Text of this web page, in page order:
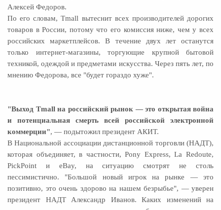
Алексей Федоров.
По его словам, Tmall вытеснит всех производителей дорогих
товаров в России, потому что его комиссия ниже, чем у всех
российских маркетплейсов. В течение двух лет останутся
только интернет-магазины, торгующие крупной бытовой
техникой, одеждой и предметами искусства. Через пять лет, по
мнению Федорова, все "будет гораздо хуже".
"Выход Tmall на российский рынок — это открытая война
и потенциальная смерть всей российской электронной
коммерции", — подытожил президент АКИТ.
В Национальной ассоциации дистанционной торговли (НАДТ),
которая объединяет, в частности, Pony Express, La Redoute,
PickPoint и eBay, на ситуацию смотрят не столь
пессимистично. "Большой новый игрок на рынке — это
позитивно, это очень здорово на нашем безрыбье", — уверен
президент НАДТ Александр Иванов. Каких изменений на